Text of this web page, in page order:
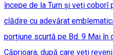
începe de la Turn și veți coborî
clădire cu adevărat
porțiune scurtă pe Bd. 9 Mai în
Căprioara, după care veți